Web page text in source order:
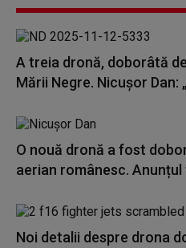
A treia dronă, doborâtă
Mării Negre. Nicuşor Dan:
O nouă dronă a fost
aerian românesc.
Noi detalii despre drona